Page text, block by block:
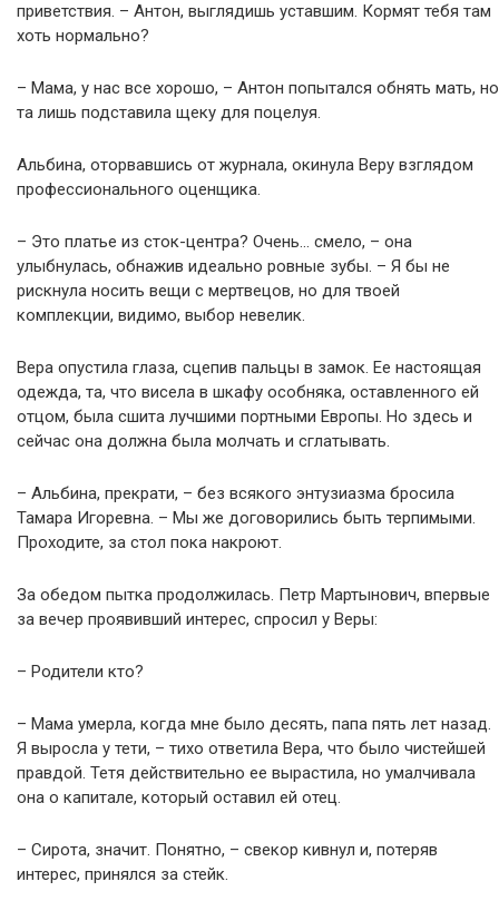
приветствия. – Антон, выглядишь уставшим. Кормят тебя там
хоть нормально?
– Мама, у нас все хорошо, – Антон попытался обнять мать, но
та лишь подставила щеку для поцелуя.
Альбина, оторвавшись от журнала, окинула Веру взглядом
профессионального оценщика.
– Это платье из сток-центра? Очень… смело, – она
улыбнулась, обнажив идеально ровные зубы. – Я бы не
рискнула носить вещи с мертвецов, но для твоей
комплекции, видимо, выбор невелик.
Вера опустила глаза, сцепив пальцы в замок. Ее настоящая
одежда, та, что висела в шкафу особняка, оставленного ей
отцом, была сшита лучшими портными Европы. Но здесь и
сейчас она должна была молчать и сглатывать.
– Альбина, прекрати, – без всякого энтузиазма бросила
Тамара Игоревна. – Мы же договорились быть терпимыми.
Проходите, за стол пока накроют.
За обедом пытка продолжилась. Петр Мартынович, впервые
за вечер проявивший интерес, спросил у Веры:
– Родители кто?
– Мама умерла, когда мне было десять, папа пять лет назад.
Я выросла у тети, – тихо ответила Вера, что было чистейшей
правдой. Тетя действительно ее вырастила, но умалчивала
она о капитале, который оставил ей отец.
– Сирота, значит. Понятно, – свекор кивнул и, потеряв
интерес, принялся за стейк.